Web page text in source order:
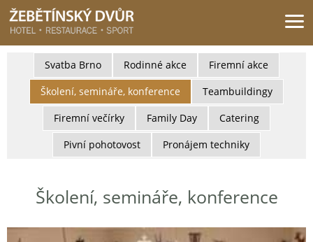
Žebětínský dvůr - Gastro & relax komplex v klidné části města Brna
Svatba Brno Rodinné akce
Firemní akce
Školení, semináře, konference
Teambuildingy
Firemní večírky
Family Day
Catering
Pivní pohotovost
Pronájem techniky
Školení, semináře, konference